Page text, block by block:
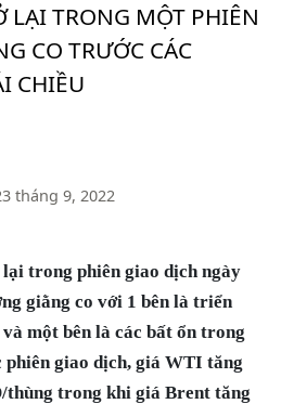
LẠI TRONG MỘT PHIÊN
CO TRƯỚC CÁC
CHIỀU
tháng 9, 2022
trong phiên giao dịch ngày
giằng co với 1 bên là triển
một bên là các bất ổn trong
phiên giao dịch, giá WTI tăng
thùng trong khi giá Brent tăng